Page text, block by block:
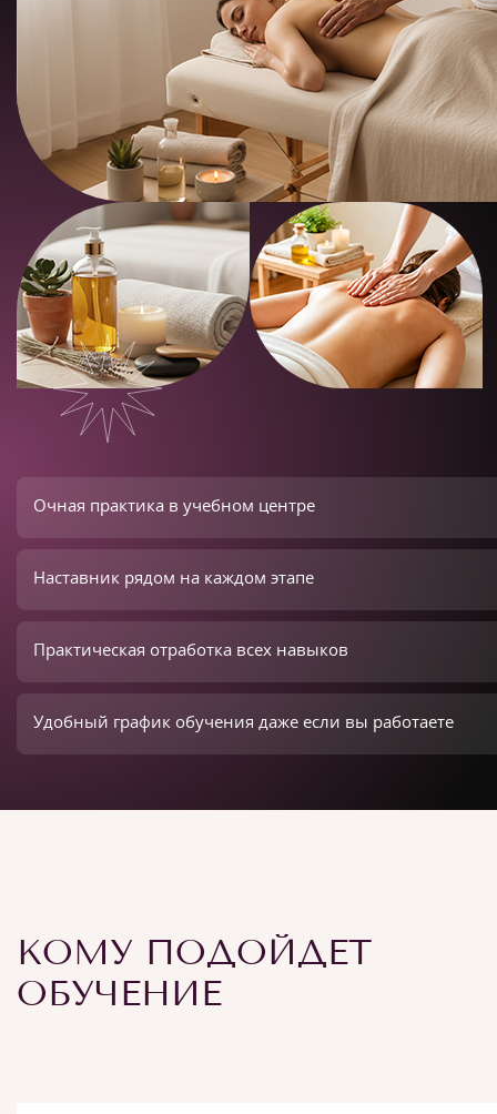
Очная практика в учебном центре
Наставник рядом на каждом этапе
Практическая отработка всех навыков
Удобный график обучения даже если вы работаете
КОМУ ПОДОЙДЕТ
ОБУЧЕНИЕ